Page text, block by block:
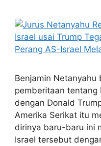
Benjamin Netanyahu
pemberitaan tentang
dengan Donald
Amerika Serikat itu
dirinya baru-baru ini
Israel tersebut